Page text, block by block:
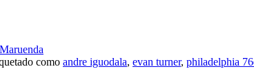
como andre iguodala, evan turner, philadelphia